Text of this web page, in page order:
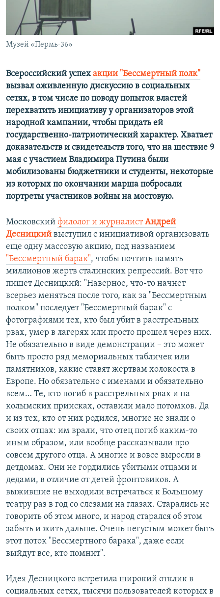
ПОБЕДИТЕЛЕЙ НЕ СУДЯТ?
КРЫМ.НЕПОКОРЕННЫЙ
ELIFBE
ПРИСОЕДИНЯЙТЕСЬ!
Все сайты RFE/RL
Музей «Пермь-36»
Всероссийский успех акции "Бессмертный полк"
вызвал оживленную дискуссию в социальных
сетях, в том числе по поводу попыток властей
перехватить инициативу у организаторов этой
народной кампании, чтобы придать ей
государственно-патриотический характер. Хватает
доказательств и свидетельств того, что на шествие 9
мая с участием Владимира Путина были
мобилизованы бюджетники и студенты, некоторые
из которых по окончании марша побросали
портреты участников войны на мостовую.
Московский филолог и журналистАндрей
Десницкий выступил с инициативой организовать
еще одну массовую акцию, под названием
"Бессмертный барак", чтобы почтить память
миллионов жертв сталинских репрессий. Вот что
пишет Десницкий: "Наверное, что-то начнет
всерьез меняться после того, как за "Бессмертным
полком" последует "Бессмертный барак" с
фотографиями тех, кто был убит в расстрельных
рвах, умер в лагерях или просто прошел через них.
Не обязательно в виде демонстрации – это может
быть просто ряд мемориальных табличек или
памятников, какие ставят жертвам холокоста в
Европе. Но обязательно с именами и обязательно
всем… Те, кто погиб в расстрельных рвах и на
колымских приисках, оставили мало потомков. Да
и из тех, кто от них родился, многие не знали о
своих отцах: им врали, что отец погиб каким-то
иным образом, или вообще рассказывали про
совсем другого отца. А многие и вовсе выросли в
детдомах. Они не гордились убитыми отцами и
дедами, в отличие от детей фронтовиков. А
выжившие не выходили встречаться к Большому
театру раз в год со слезами на глазах. Старались не
говорить об этом много, и народ старался об этом
забыть и жить дальше. Очень негустым может быть
этот поток "Бессмертного барака", даже если
выйдут все, кто помнит".
Идея Десницкого встретила широкий отклик в
социальных сетях, тысячи пользователей которых в